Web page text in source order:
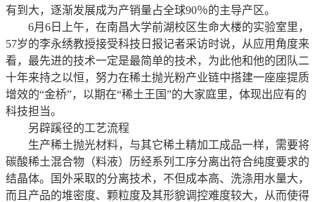
有到大，逐渐发展成为产销量占全球90％的主导产区。
6月6日上午，在南昌大学前湖校区生命大楼的实验室里，
57岁的李永绣教授接受科技日报记者采访时说，从应用角度来
看，最先进的技术一定是最简单的技术，为此他和他的团队二
十年来持之以恒，努力在稀土抛光粉产业链中搭建一座座提质
增效的“金桥”，以期在“稀土王国”的大家庭里，体现出应有的
科技担当。
另辟蹊径的工艺流程
生产稀土抛光材料，与其它稀土精加工成品一样，需要将
碳酸稀土混合物（料液）历经系列工序分离出符合纯度要求的
结晶体。国外采取的分离技术，不但成本高、洗涤用水量大，
而且产品的堆密度、颗粒度及其形貌调控难度较大，从而使得